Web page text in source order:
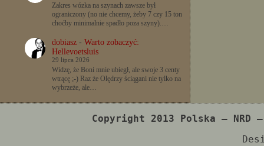
Zakres wózka na szynach zawsze był
ograniczony (no nie chcemy, żeby 7 czy 15 ton
choćby minimalnie spadło poza szyny).…
dobiasz- Warto zobaczyć:
Hellevoetsluis
29 lipca 2026
Widzę, że Boni mnie ubiegł, ale swoje 3 centy
wtrącę ;-) Raz że Olędrzy ściągani nie tylko na
wybrzeże, ale…
Copyright 2013 Polska –